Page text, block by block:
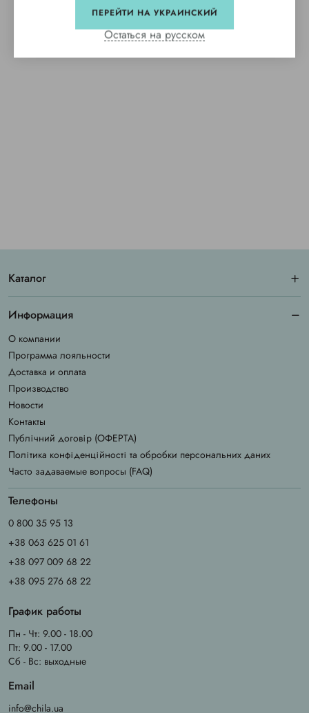
ПЕРЕЙТИ НА УКРАИНСКИЙ
Остаться на русском
Каталог
Информация
О компании
Программа лояльности
Доставка и оплата
Производство
Новости
Контакты
Публічний договір (ОФЕРТА)
Політика конфіденційності та обробки персональних даних
Часто задаваемые вопросы (FAQ)
Телефоны
0 800 35 95 13
+38 063 625 01 61
+38 097 009 68 22
+38 095 276 68 22
График работы
Пн - Чт: 9.00 - 18.00
Пт: 9.00 - 17.00
Сб - Вс: выходные
Email
info@chila.ua